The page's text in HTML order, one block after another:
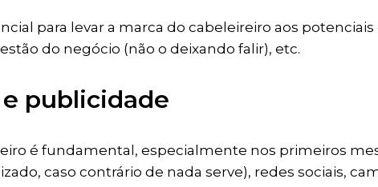
para levar a marca do cabeleireiro aos
do negócio (não o deixando falir), etc.
publicidade
é fundamental, especialmente nos primeiros
caso contrário de nada serve), redes sociais,